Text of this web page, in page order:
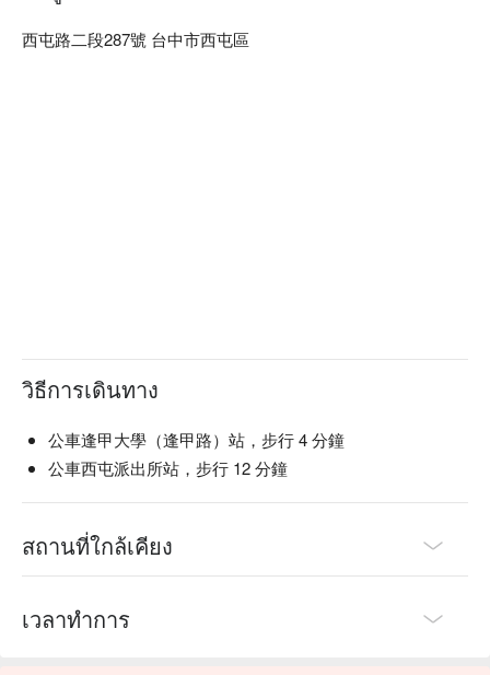
西屯路二段287號 台中市西屯區
วิธีการเดินทาง
公車逢甲大學（逢甲路）站，步行 4 分鐘
公車西屯派出所站，步行 12 分鐘
สถานที่ใกล้เคียง
เวลาทำการ